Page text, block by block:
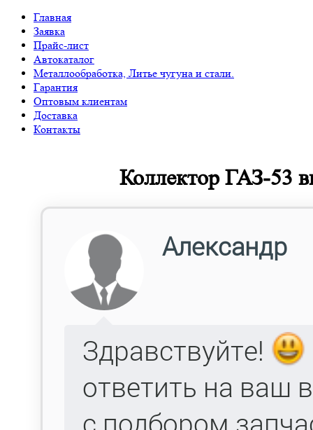
Главная
Заявка
Прайс-лист
Автокаталог
Металлообработка, Литье чугуна и стали.
Гарантия
Оптовым клиентам
Доставка
Контакты
Коллектор ГАЗ-53